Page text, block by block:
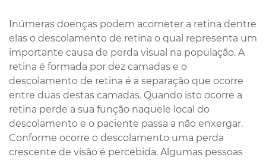
Inúmeras doenças podem acometer a retina dentre
elas o descolamento de retina o qual representa um
importante causa de perda visual na população. A
retina é formada por dez camadas e o
descolamento de retina é a separação que ocorre
entre duas destas camadas. Quando isto ocorre a
retina perde a sua função naquele local do
descolamento e o paciente passa a não enxergar.
Conforme ocorre o descolamento uma perda
crescente de visão é percebida. Algumas pessoas